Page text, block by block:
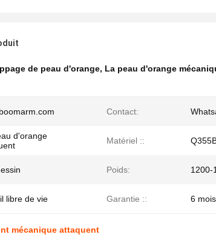
de peau d'orange, La peau d'orange
Contact:
d'orange
Matériel ::
Poids: 1200-
libre de vie Garantie :: 6 mois
mécanique attaquent